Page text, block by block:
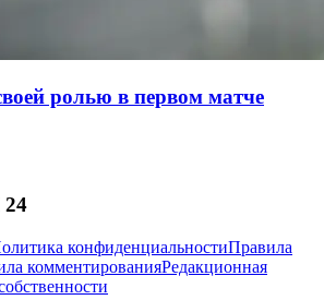
ролью в первом матче
конфиденциальностиПравила
комментированияРедакционная